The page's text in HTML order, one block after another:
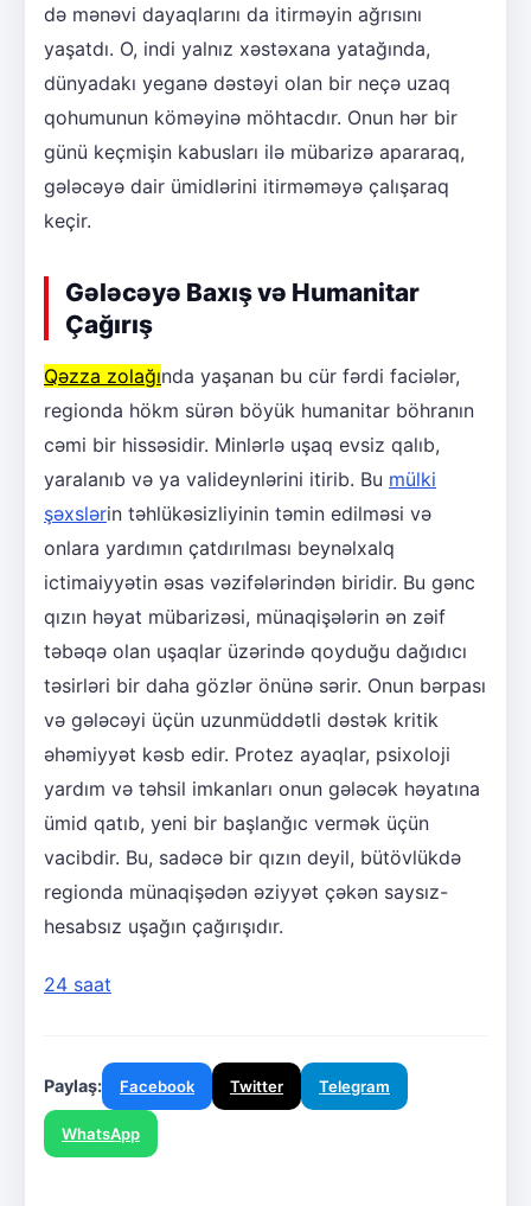
də mənəvi dayaqlarını da itirməyin ağrısını
yaşatdı. O, indi yalnız xəstəxana yatağında,
dünyadakı yeganə dəstəyi olan bir neçə uzaq
qohumunun köməyinə möhtacdır. Onun hər bir
günü keçmişin kabusları ilə mübarizə apararaq,
gələcəyə dair ümidlərini itirməməyə çalışaraq
keçir.
Gələcəyə Baxış və Humanitar
Çağırış
Qəzza zolağında yaşanan bu cür fərdi faciələr,
regionda hökm sürən böyük humanitar böhranın
cəmi bir hissəsidir. Minlərlə uşaq evsiz qalıb,
yaralanıb və ya valideynlərini itirib. Bu mülki
şəxslərin təhlükəsizliyinin təmin edilməsi və
onlara yardımın çatdırılması beynəlxalq
ictimaiyyətin əsas vəzifələrindən biridir. Bu gənc
qızın həyat mübarizəsi, münaqişələrin ən zəif
təbəqə olan uşaqlar üzərində qoyduğu dağıdıcı
təsirləri bir daha gözlər önünə sərir. Onun bərpası
və gələcəyi üçün uzunmüddətli dəstək kritik
əhəmiyyət kəsb edir. Protez ayaqlar, psixoloji
yardım və təhsil imkanları onun gələcək həyatına
ümid qatıb, yeni bir başlanğıc vermək üçün
vacibdir. Bu, sadəcə bir qızın deyil, bütövlükdə
regionda münaqişədən əziyyət çəkən saysız-
hesabsız uşağın çağırışıdır.
24 saat
Paylaş: Facebook Twitter Telegram
WhatsApp